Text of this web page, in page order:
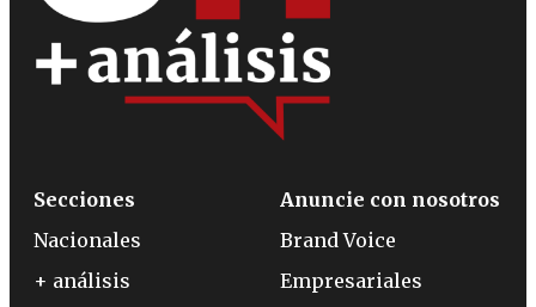
Secciones
Nacionales
+ análisis
Anuncie con nosotros
Brand Voice
Empresariales